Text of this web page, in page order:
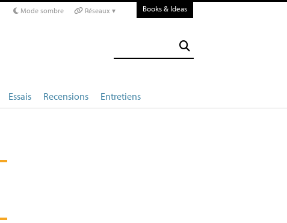
Mode sombre Réseaux ▾ Books & Ideas
Essais Recensions Entretiens